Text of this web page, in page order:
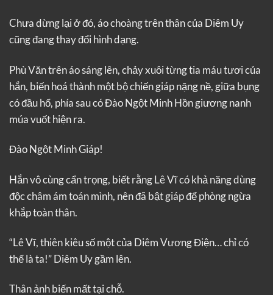
Chưa dừng lại ở đó, áo choàng trên thân của Diêm Uy
cũng đang thay đổi hình dạng.
Phù Văn trên áo sáng lên, chảy xuôi từng tia máu tươi của
hắn, biến hoá thành một bộ chiến giáp nặng nề, giữa bụng
có đầu hổ, phía sau có Đào Ngột Minh Hồn giương nanh
múa vuốt hiện ra.
Đào Ngột Minh Giáp!
Hắn vô cùng cẩn trọng, biết rằng Lê Vĩ có khả năng dùng
độc châm ám toán mình, nên đã bật giáp để phòng ngừa
khắp toàn thân.
“Lê Vĩ, thiên kiêu số một của Diêm Vương Điện… chỉ có
thể là ta!” Diêm Uy gầm lên.
Thân ảnh biến mất tại chỗ.